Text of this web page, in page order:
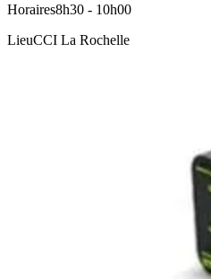
Horaires8h30 - 10h00
LieuCCI La Rochelle